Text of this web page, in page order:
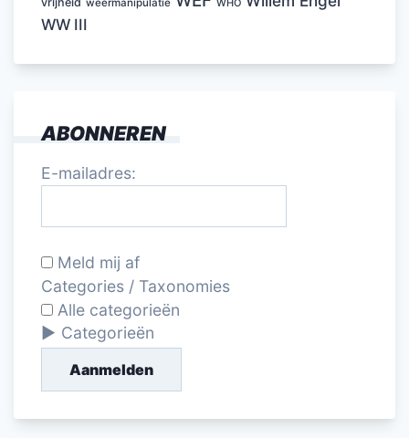
WW III
ABONNEREN
E-mailadres:
Meld mij af
Categories / Taxonomies
Alle categorieën
Categorieën
Aanmelden